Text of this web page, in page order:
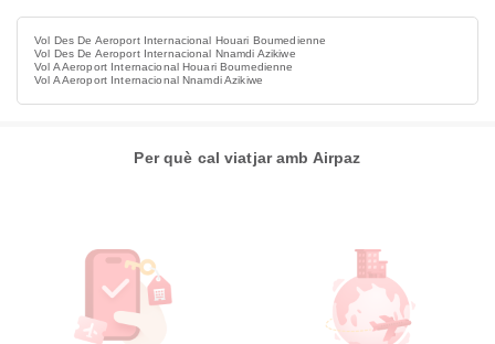
Vol Des De Aeroport Internacional Houari Boumedienne
Vol Des De Aeroport Internacional Nnamdi Azikiwe
Vol A Aeroport Internacional Houari Boumedienne
Vol A Aeroport Internacional Nnamdi Azikiwe
Per què cal viatjar amb Airpaz